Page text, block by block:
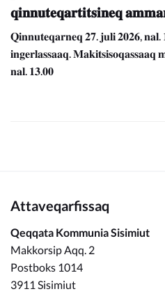
𝐪𝐢𝐧𝐧𝐮𝐭𝐞𝐪𝐚𝐫𝐭𝐢𝐭𝐬𝐢𝐧𝐞𝐪
𝐐𝐢𝐧𝐧𝐮𝐭𝐞𝐪𝐚𝐫𝐧𝐞𝐪 𝟐𝟕. 𝐣𝐮𝐥𝐢 𝟐𝟎𝟐𝟔, 𝐧𝐚𝐥.
𝐢𝐧𝐠𝐞𝐫𝐥𝐚𝐬𝐬𝐚𝐚𝐪. 𝐌𝐚𝐤𝐢𝐭𝐬𝐢𝐬𝐨𝐪𝐚𝐬𝐬𝐚𝐚𝐪
𝐧𝐚𝐥. 𝟏𝟑.𝟎𝟎
Attaveqarfissaq
Qeqqata Kommunia Sisimiut
Makkorsip Aqq. 2
Postboks 1014
3911 Sisimiut